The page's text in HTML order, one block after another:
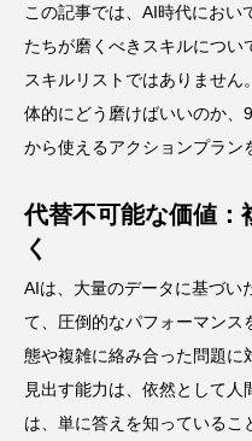
この記事では、AI時代におい
たちが磨くべきスキルにつ
スキルリストではありませ
体的にどう磨けばいいのか、
から使えるアクションプラン
代替不可能な価値：
く
AIは、大量のデータに基づい
て、圧倒的なパフォーマン
態や複雑に絡み合った問題に
見出す能力は、依然として人
は、単に答えを知っているこ